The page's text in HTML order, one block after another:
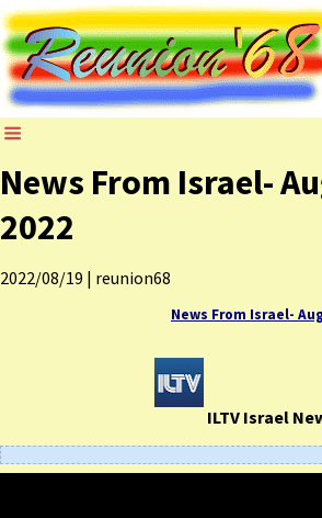
News From Israel-
2022
2022/08/19 | reunion68
News From Israel-
ILTV Israel